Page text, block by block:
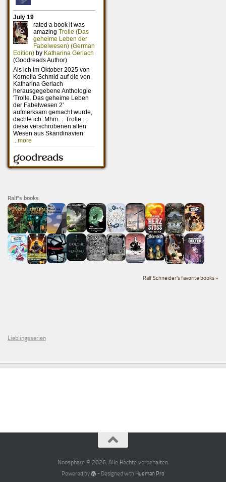
Ralf's books
Ralf Schneider's favorite books »
Lieblingsserien
Noosphäre © 2026. Alle Rechte vorbehalten.
Powered by - Designed with Hueman Pro